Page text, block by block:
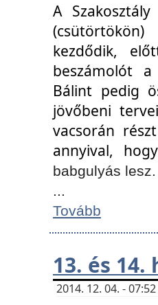
A
kezdődik,
beszámolót
Bálint pedig
jövőbeni
vacsorán
annyival,
babgulyás
...
Tovább
13. és
2014. 12. 04. -